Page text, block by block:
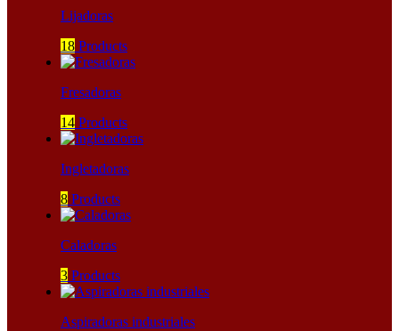
Lijadoras
18 Products
Fresadoras
14 Products
Ingletadoras
8 Products
Caladoras
3 Products
Aspiradoras industriales